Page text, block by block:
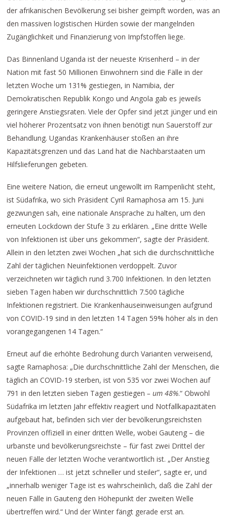
der afrikanischen Bevölkerung sei bisher geimpft worden, was an
den massiven logistischen Hürden sowie der mangelnden
Zugänglichkeit und Finanzierung von Impfstoffen liege.
Das Binnenland Uganda ist der neueste Krisenherd – in der
Nation mit fast 50 Millionen Einwohnern sind die Fälle in der
letzten Woche um 131% gestiegen, in Namibia, der
Demokratischen Republik Kongo und Angola gab es jeweils
geringere Anstiegsraten. Viele der Opfer sind jetzt jünger und ein
viel höherer Prozentsatz von ihnen benötigt nun Sauerstoff zur
Behandlung. Ugandas Krankenhäuser stoßen an ihre
Kapazitätsgrenzen und das Land hat die Nachbarstaaten um
Hilfslieferungen gebeten.
Eine weitere Nation, die erneut ungewollt im Rampenlicht steht,
ist Südafrika, wo sich Präsident Cyril Ramaphosa am 15. Juni
gezwungen sah, eine nationale Ansprache zu halten, um den
erneuten Lockdown der Stufe 3 zu erklären. „Eine dritte Welle
von Infektionen ist über uns gekommen“, sagte der Präsident.
Allein in den letzten zwei Wochen „hat sich die durchschnittliche
Zahl der täglichen Neuinfektionen verdoppelt. Zuvor
verzeichneten wir täglich rund 3.700 Infektionen. In den letzten
sieben Tagen haben wir durchschnittlich 7.500 tägliche
Infektionen registriert. Die Krankenhauseinweisungen aufgrund
von COVID-19 sind in den letzten 14 Tagen 59% höher als in den
vorangegangenen 14 Tagen.“
Erneut auf die erhöhte Bedrohung durch Varianten verweisend,
sagte Ramaphosa: „Die durchschnittliche Zahl der Menschen, die
täglich an COVID-19 sterben, ist von 535 vor zwei Wochen auf
791 in den letzten sieben Tagen gestiegen– um 48%.“ Obwohl
Südafrika im letzten Jahr effektiv reagiert und Notfallkapazitäten
aufgebaut hat, befinden sich vier der bevölkerungsreichsten
Provinzen offiziell in einer dritten Welle, wobei Gauteng – die
urbanste und bevölkerungsreichste – für fast zwei Drittel der
neuen Fälle der letzten Woche verantwortlich ist. „Der Anstieg
der Infektionen … ist jetzt schneller und steiler“, sagte er, und
„innerhalb weniger Tage ist es wahrscheinlich, daß die Zahl der
neuen Fälle in Gauteng den Höhepunkt der zweiten Welle
übertreffen wird.“ Und der Winter fängt gerade erst an.